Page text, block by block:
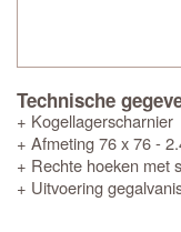
Technische
+ Kogellagerscharnier
+ Afmeting 76 x 76 -
+ Rechte hoeken met
+ Uitvoering